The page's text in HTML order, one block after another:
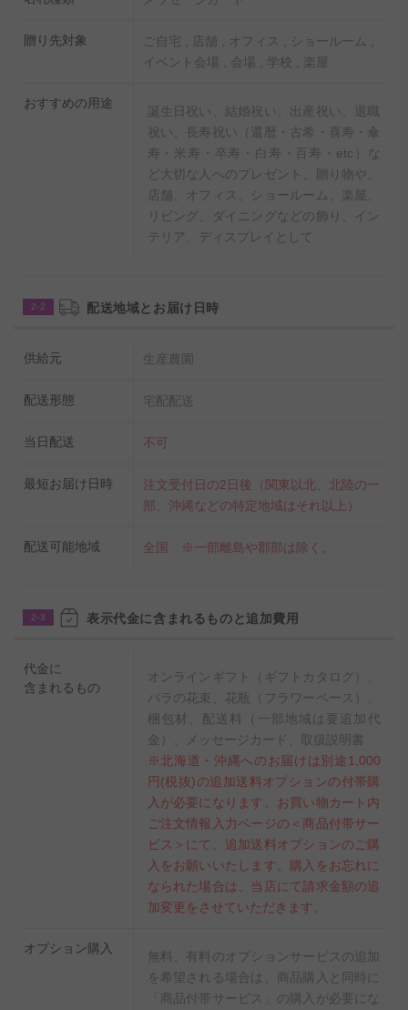
【赤バラ（レッドローズ）について】
赤バラの花言葉は「情熱」「愛情」「あなたを愛しま
といった意味もあり、相手を思いやる強い気持ちを表す
人気No.1のお花です。
【ポリカーボネート製の花瓶（フラワーベース）】
航空機の窓にも使用されているポリカーボネート（ABS
の5倍、塩ビの10倍、PEアクリルの50倍の耐衝撃性）で
づらく、普通に使用していれば割れる心配もほぼありま
の繁殖を防ぎ花が長持ちする（発生率：プラスチックの
1/15、ガラスの1/4）特性があります。
贈り先対象
ご自宅 , 店舗 , オフィス , ショールーム ,
イベント会場 , 会場 , 学校 , 楽屋
おすすめの用途
誕生日祝い、結婚祝い、出産祝い、退職
祝い、長寿祝い（還暦・古希・喜寿・傘
寿・米寿・卒寿・白寿・百寿・etc）な
ど大切な人へのプレゼント、贈り物や、
店舗、オフィス、ショールーム、楽屋、
リビング、ダイニングなどの飾り、イン
テリア、ディスプレイとして
2-2 配送地域とお届け日時
供給元 生産農園
配送形態 宅配配送
当日配送 不可
最短お届け日時
注文受付日の2日後（関東以北、北陸の一
部、沖縄などの特定地域はそれ以上）
配送可能地域 全国 ※一部離島や郡部は除く。
2-3 表示代金に含まれるものと追加費用
代金に
含まれるもの
オンラインギフト（ギフトカタログ）、
バラの花束、花瓶（フラワーベース）、
梱包材、配送料（一部地域は要追加代
金）、メッセージカード、取扱説明書
※北海道・沖縄へのお届けは別途1,000
円(税抜)の追加送料オプションの付帯購
入が必要になります。お買い物カート内
ご注文情報入力ページの＜商品付帯サー
ビス＞にて、追加送料オプションのご購
入をお願いいたします。購入をお忘れに
なられた場合は、当店にて請求金額の追
加変更をさせていただきます。
オプション購入
無料、有料のオプションサービスの追加
を希望される場合は、商品購入と同時に
「商品付帯サービス」の購入が必要にな